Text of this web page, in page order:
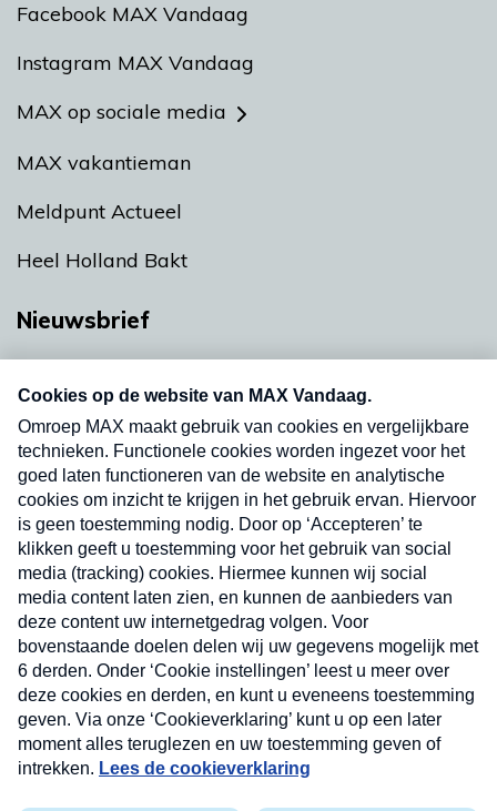
Facebook MAX Vandaag
Instagram MAX Vandaag
MAX op sociale media
MAX vakantieman
Meldpunt Actueel
Heel Holland Bakt
Nieuwsbrief
nieuwsbrief. Elke vrijdag- en dinsdagochtend in
uw mailbox.
Verzend
Nieuwsbrief
Neem hier een gratis abonnement op onze
nieuwsbrief. Elke vrijdag- en dinsdagochtend in uw